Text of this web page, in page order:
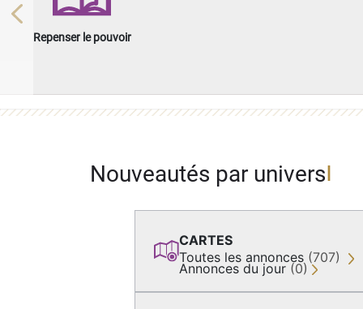
Repenser le pouvoir
Previous
Nouveautés par univers
CARTES
Toutes les annonces (707)
Annonces du jour (0)